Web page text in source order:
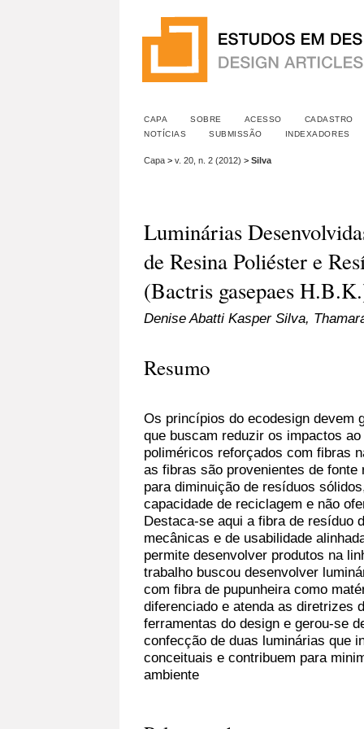
CAPA SOBRE ACESSO
CADASTRO
NOTÍCIAS
SUBMISSÃO INDEXADORES
Capa > v. 20, n. 2 (2012) > Silva
Luminárias
de Resina Poliéster e
(Bactris gasepaes
Denise Abatti Kasper Silva,
Resumo
Os princípios do ecodesign devem
que buscam reduzir os impactos
poliméricos reforçados com fibras
as fibras são provenientes de
para diminuição de resíduos
capacidade de reciclagem e não
Destaca-se aqui a fibra de resíduo
mecânicas e de usabilidade
permite desenvolver produtos na
trabalho buscou desenvolver
com fibra de pupunheira como
diferenciado e atenda as diretrizes
ferramentas do design e gerou-se
confecção de duas luminárias que
conceituais e contribuem para
ambiente